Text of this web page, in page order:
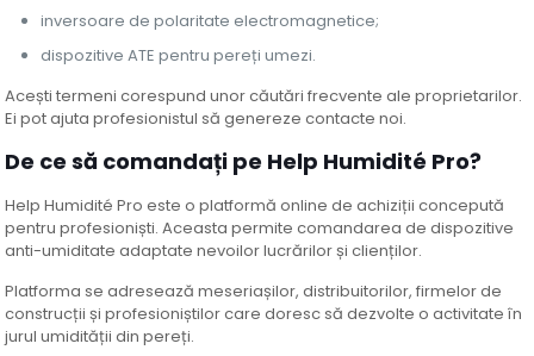
inversoare de polaritate electromagnetice;
dispozitive ATE pentru pereți umezi.
Acești termeni corespund unor căutări frecvente ale proprietarilor.
Ei pot ajuta profesionistul să genereze contacte noi.
De ce să comandați pe Help Humidité Pro?
Help Humidité Pro este o platformă online de achiziții concepută
pentru profesioniști. Aceasta permite comandarea de dispozitive
anti-umiditate adaptate nevoilor lucrărilor și clienților.
Platforma se adresează meseriașilor, distribuitorilor, firmelor de
construcții și profesioniștilor care doresc să dezvolte o activitate în
jurul umidității din pereți.